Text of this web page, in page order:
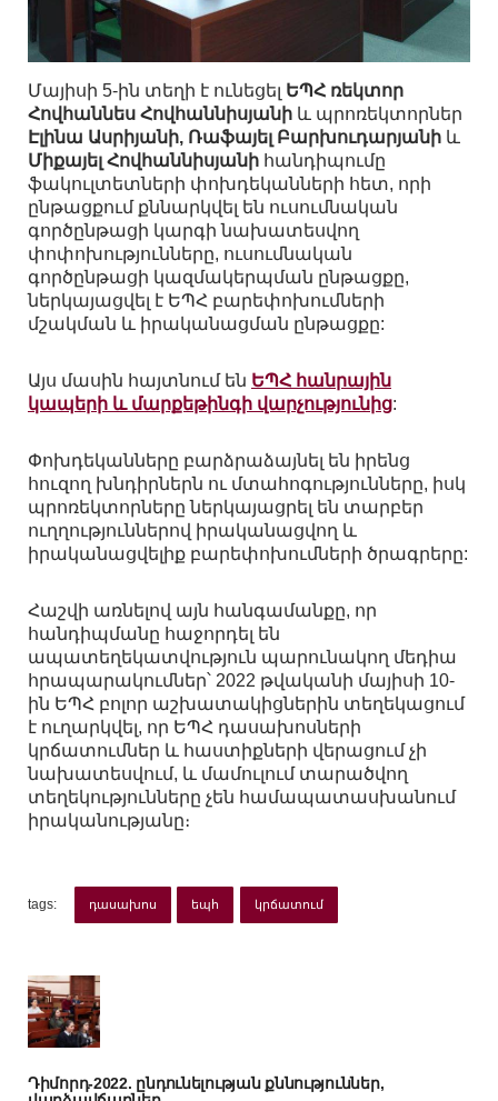
Մայիսի 5-ին տեղի է ունեցել ԵՊՀ ռեկտոր
Հովհաննես Հովհաննիսյանի և պրոռեկտորներ
Էլինա Ասրիյանի, Ռաֆայել Բարխուդարյանի և
Միքայել Հովհաննիսյանի հանդիպումը
ֆակուլտետների փոխդեկանների հետ, որի
ընթացքում քննարկվել են ուսումնական
գործընթացի կարգի նախատեսվող
փոփոխությունները, ուսումնական
գործընթացի կազմակերպման ընթացքը,
ներկայացվել է ԵՊՀ բարեփոխումների
մշակման և իրականացման ընթացքը:
Այս մասին հայտնում են ԵՊՀ հանրային
կապերի և մարքեթինգի վարչությունից:
Փոխդեկանները բարձրաձայնել են իրենց
հուզող խնդիրներն ու մտահոգությունները, իսկ
պրոռեկտորները ներկայացրել են տարբեր
ուղղություններով իրականացվող և
իրականացվելիք բարեփոխումների ծրագրերը:
Հաշվի առնելով այն հանգամանքը, որ
հանդիպմանը հաջորդել են
ապատեղեկատվություն պարունակող մեդիա
հրապարակումներ՝ 2022 թվականի մայիսի 10-
ին ԵՊՀ բոլոր աշխատակիցներին տեղեկացում
է ուղարկվել, որ ԵՊՀ դասախոսների
կրճատումներ և հաստիքների վերացում չի
նախատեսվում, և մամուլում տարածվող
տեղեկությունները չեն համապատասխանում
իրականությանը։
tags: դասախոս եպհ կրճատում
Դիմորդ-2022. ընդունելության քննություններ,